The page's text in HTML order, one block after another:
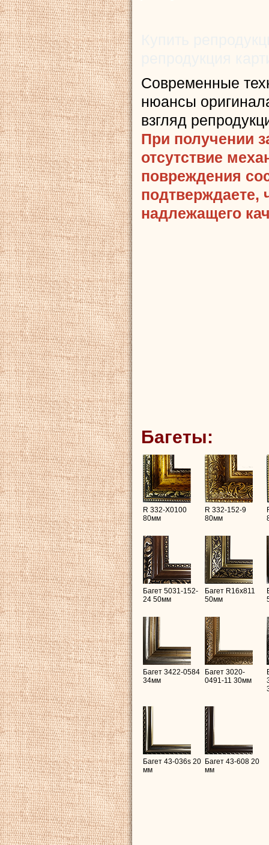
Современные
нюансы
взгляд
При получении
отсутствие
повреждения
подтверждаете,
надлежащего
Багеты:
R 332-X0100
80мм
R 332-152-9
80мм
Багет 5031-152-
24 50мм
Багет R16х811
50мм
Багет 3422-0584
34мм
Багет 3020-
0491-11 30мм
Багет 43-036s 20
мм
Багет 43-608 20
мм